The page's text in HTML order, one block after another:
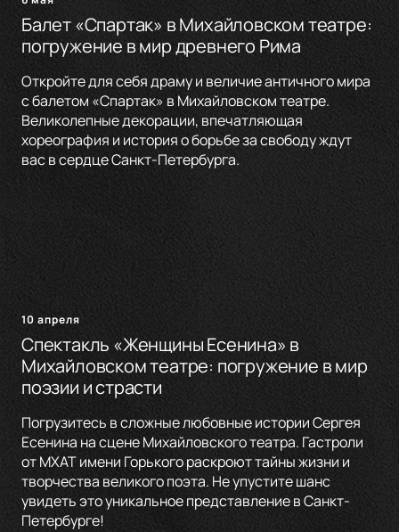
Балет «Спартак» в Михайловском театре:
погружение в мир древнего Рима
Откройте для себя драму и величие античного мира
с балетом «Спартак» в Михайловском театре.
Великолепные декорации, впечатляющая
хореография и история о борьбе за свободу ждут
вас в сердце Санкт-Петербурга.
10 апреля
Спектакль «Женщины Есенина» в
Михайловском театре: погружение в мир
поэзии и страсти
Погрузитесь в сложные любовные истории Сергея
Есенина на сцене Михайловского театра. Гастроли
от МХАТ имени Горького раскроют тайны жизни и
творчества великого поэта. Не упустите шанс
увидеть это уникальное представление в Санкт-
Петербурге!